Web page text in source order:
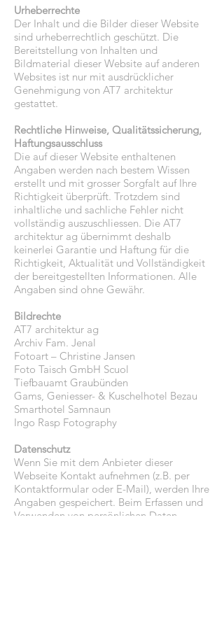
Urheberrechte
Der Inhalt und die Bilder dieser Website
sind urheberrechtlich geschützt. Die
Bereitstellung von Inhalten und
Bildmaterial dieser Website auf anderen
Websites ist nur mit ausdrücklicher
Genehmigung von AT7 architektur
gestattet.
Rechtliche Hinweise, Qualitätssicherung,
Haftungsausschluss
Die auf dieser Website enthaltenen
Angaben werden nach bestem Wissen
erstellt und mit grosser Sorgfalt auf Ihre
Richtigkeit überprüft. Trotzdem sind
inhaltliche und sachliche Fehler nicht
vollständig auszuschliessen. Die AT7
architektur ag übernimmt deshalb
keinerlei Garantie und Haftung für die
Richtigkeit, Aktualität und Vollständigkeit
der bereitgestellten Informationen. Alle
Angaben sind ohne Gewähr.
Bildrechte
AT7 architektur ag
Archiv Fam. Jenal
Fotoart – Christine Jansen
Foto Taisch GmbH Scuol
Tiefbauamt Graubünden
Gams, Geniesser- & Kuschelhotel Bezau
Smarthotel Samnaun
Ingo Rasp Fotography
Datenschutz
Wenn Sie mit dem Anbieter dieser
Webseite Kontakt aufnehmen (z.B. per
Kontaktformular oder E-Mail), werden Ihre
Angaben gespeichert. Beim Erfassen und
Verwenden von persönlichen Daten